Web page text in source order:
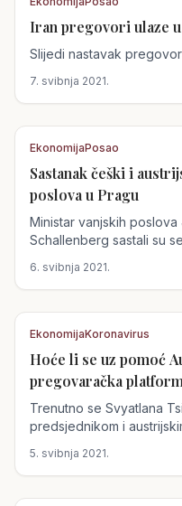
Iran pregovori ulaze
Slijedi nastavak
7. svibnja 2021.
Austrija
EkonomijaPosao
Sastanak češki i
poslova u Pragu
Ministar vanjskih poslova Jakub
Schallenberg sastali su
6. svibnja 2021.
Austrija
EkonomijaKoronavirus
Hoće li se uz pomoć
pregovaračka
režimom?
Trenutno se Svyatlana
predsjednikom i
5. svibnja 2021.